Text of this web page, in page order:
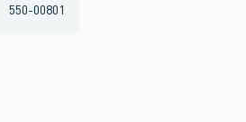
550-00801